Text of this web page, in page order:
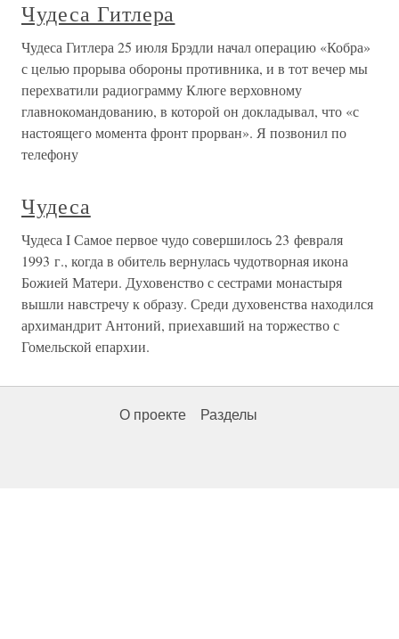
Чудеса Гитлера
Чудеса Гитлера 25 июля Брэдли начал операцию «Кобра»
с целью прорыва обороны противника, и в тот вечер мы
перехватили радиограмму Клюге верховному
главнокомандованию, в которой он докладывал, что «с
настоящего момента фронт прорван». Я позвонил по
телефону
Чудеса
Чудеса I Самое первое чудо совершилось 23 февраля
1993 г., когда в обитель вернулась чудотворная икона
Божией Матери. Духовенство с сестрами монастыря
вышли навстречу к образу. Среди духовенства находился
архимандрит Антоний, приехавший на торжество с
Гомельской епархии.
О проекте Разделы